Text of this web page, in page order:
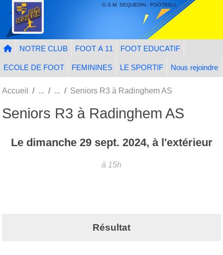
O.S.M. SEQUEDIN - FOOTBALL
NOTRE CLUB FOOT A 11 FOOT EDUCATIF
ECOLE DE FOOT FEMININES LE SPORTIF Nous rejoindre
Accueil Seniors R3 à Radinghem AS
Seniors R3 à Radinghem AS
Le dimanche 29 sept. 2024, à l'extérieur
à 15h
Résultat
Panneau de gestion des cookies